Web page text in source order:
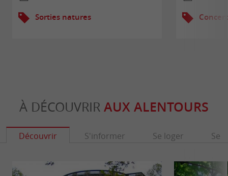
Sorties natures
À DÉCOUVRIR AUX ALENTOURS
Découvrir S'informer Se loger Se